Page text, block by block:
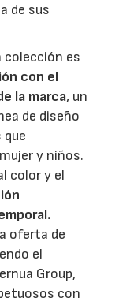
de sus
colección es
con el
la marca, un
de diseño
y niños.
color y el
oferta de
el
Group,
con